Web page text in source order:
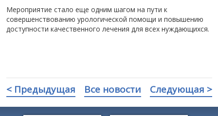
Мероприятие стало еще одним шагом на пути к
совершенствованию урологической помощи и повышению
доступности качественного лечения для всех нуждающихся.
< Предыдущая Все новости Следующая >